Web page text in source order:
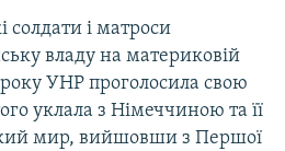
солдати і матроси
владу на материковій
року УНР проголосила свою
уклала з Німеччиною та її
мир, вийшовши з Першої